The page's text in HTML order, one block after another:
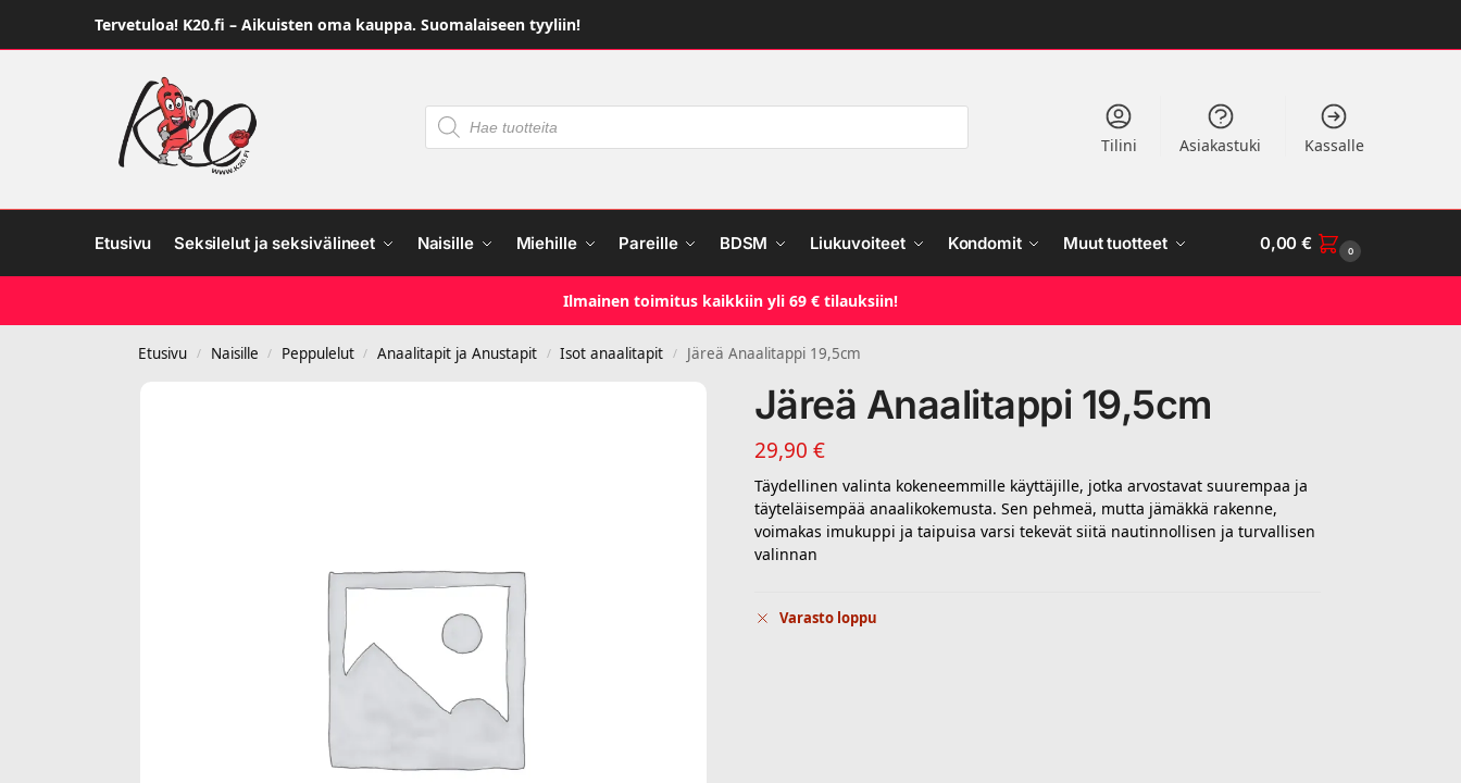
Tervetuloa! K20.fi – Aikuisten oma kauppa. Suomalaiseen tyyliin!
Tilini Asiakastuki Kassalle
Etusivu Seksilelut ja seksivälineet Naisille Miehille Pareille BDSM Liukuvoiteet Kondomit Muut tuotteet 0,00€ 0
Ilmainen toimitus kaikkiin yli 69 € tilauksiin!
Etusivu / Naisille / Peppulelut / Anaalitapit ja Anustapit / Isot anaalitapit / Järeä Anaalitappi 19,5cm
Järeä Anaalitappi 19,5cm
29,90 €
Täydellinen valinta kokeneemmille käyttäjille, jotka arvostavat suurempaa ja
täyteläisempää anaalikokemusta. Sen pehmeä, mutta jämäkkä rakenne,
voimakas imukuppi ja taipuisa varsi tekevät siitä nautinnollisen ja turvallisen
valinnan
Varasto loppu